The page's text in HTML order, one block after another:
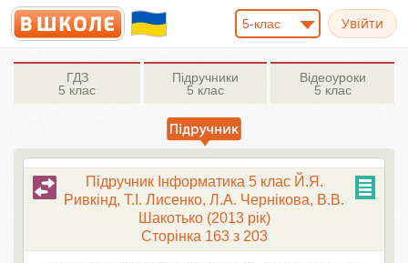
5-клас
ГДЗ
5 клас
Підручники
5 клас
Відеоуроки
5 клас
Підручник Інформатика 5 клас Й.Я.
Ривкінд, Т.І. Лисенко, Л.А. Чернікова, В.В.
Шакотько (2013 рік)
Сторінка 163 з 203